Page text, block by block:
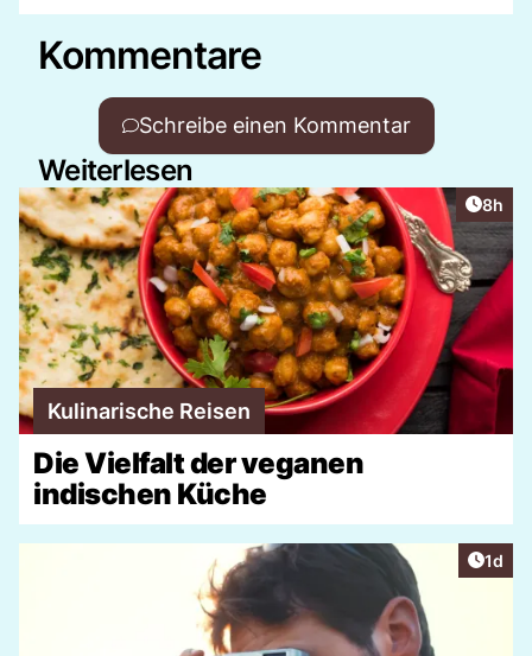
Kommentare
Schreibe einen Kommentar
Weiterlesen
8h
Kulinarische Reisen
Die Vielfalt der veganen
indischen Küche
1d